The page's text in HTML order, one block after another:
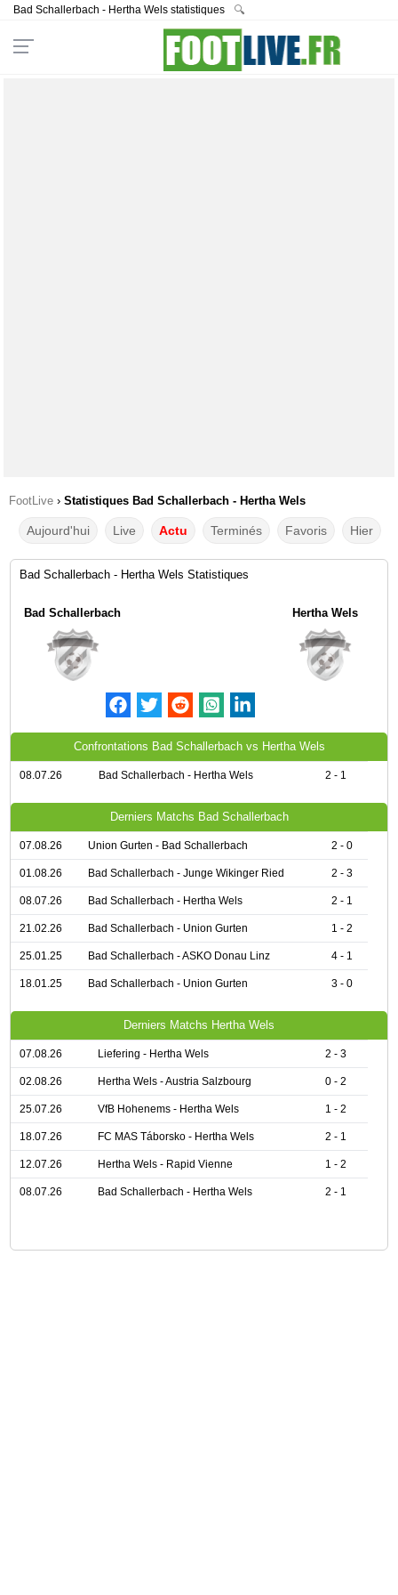
Bad Schallerbach - Hertha Wels statistiques 🔍
FootLive › Statistiques Bad Schallerbach - Hertha Wels
Aujourd'hui Live Actu Terminés Favoris Hier
Bad Schallerbach - Hertha Wels Statistiques
Bad Schallerbach Hertha Wels
Confrontations Bad Schallerbach vs Hertha Wels
08.07.26 Bad Schallerbach - Hertha Wels 2 - 1
Derniers Matchs Bad Schallerbach
07.08.26 Union Gurten - Bad Schallerbach 2 - 0
01.08.26 Bad Schallerbach - Junge Wikinger Ried 2 - 3
08.07.26 Bad Schallerbach - Hertha Wels 2 - 1
21.02.26 Bad Schallerbach - Union Gurten 1 - 2
25.01.25 Bad Schallerbach - ASKO Donau Linz 4 - 1
18.01.25 Bad Schallerbach - Union Gurten 3 - 0
Derniers Matchs Hertha Wels
07.08.26 Liefering - Hertha Wels 2 - 3
02.08.26 Hertha Wels - Austria Salzbourg 0 - 2
25.07.26 VfB Hohenems - Hertha Wels 1 - 2
18.07.26 FC MAS Táborsko - Hertha Wels 2 - 1
12.07.26 Hertha Wels - Rapid Vienne 1 - 2
08.07.26 Bad Schallerbach - Hertha Wels 2 - 1